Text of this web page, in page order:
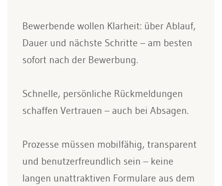
Bewerbende wollen Klarheit: über Ablauf,
Dauer und nächste Schritte – am besten
sofort nach der Bewerbung.
Schnelle, persönliche Rückmeldungen
schaffen Vertrauen – auch bei Absagen.
Prozesse müssen mobilfähig, transparent
und benutzerfreundlich sein – keine
langen unattraktiven Formulare aus dem